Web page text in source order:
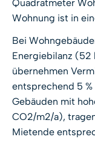
Quadratmeter
Wohnung ist in
Bei
Energiebilanz (52
übernehmen
entsprechend 5
Gebäuden mit
CO2/m2/a),
Mietende